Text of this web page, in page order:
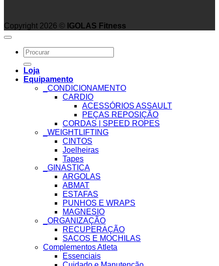
Copyright 2026 © IGOLAS Fitness
Search
for:
Loja
Equipamento
_CONDICIONAMENTO
CARDIO
ACESSÓRIOS ASSAULT
PEÇAS REPOSIÇÃO
CORDAS | SPEED ROPES
_WEIGHTLIFTING
CINTOS
Joelheiras
Tapes
_GINASTICA
ARGOLAS
ABMAT
ESTAFAS
PUNHOS E WRAPS
MAGNESIO
_ORGANIZAÇÃO
RECUPERAÇÃO
SACOS E MOCHILAS
Complementos Atleta
Essenciais